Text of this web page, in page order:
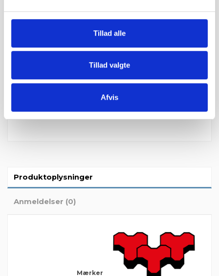
Tillad alle
Tillad valgte
Afvis
Betal sikkert og gebyrfrit
Produktoplysninger
Anmeldelser (0)
Mærker